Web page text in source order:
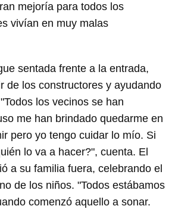
mejoría para todos los
vivían en muy malas
sentada frente a la entrada,
de los constructores y ayudando
los vecinos se han
me han brindado quedarme en
pero yo tengo cuidar lo mío. Si
lo va a hacer?", cuenta. El
a su familia fuera, celebrando el
de los niños. "Todos estábamos
comenzó aquello a sonar.